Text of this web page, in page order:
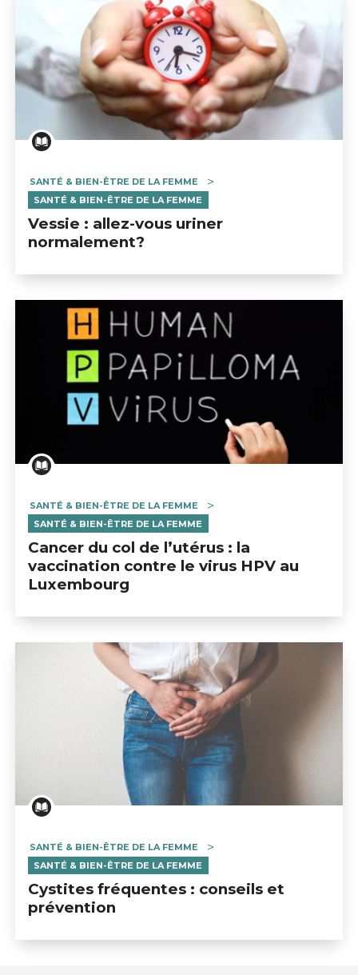
SANTÉ & BIEN-ÊTRE DE LA FEMME
SANTÉ & BIEN-ÊTRE DE LA FEMME
Vessie : allez-vous uriner
normalement?
SANTÉ & BIEN-ÊTRE DE LA FEMME
SANTÉ & BIEN-ÊTRE DE LA FEMME
Cancer du col de l’utérus : la
vaccination contre le virus HPV au
Luxembourg
SANTÉ & BIEN-ÊTRE DE LA FEMME
SANTÉ & BIEN-ÊTRE DE LA FEMME
Cystites fréquentes : conseils et
prévention